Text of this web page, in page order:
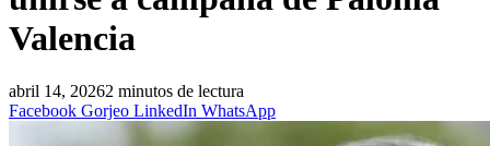
Valencia
abril 14, 20262 minutos de lectura
Facebook Gorjeo LinkedIn WhatsApp